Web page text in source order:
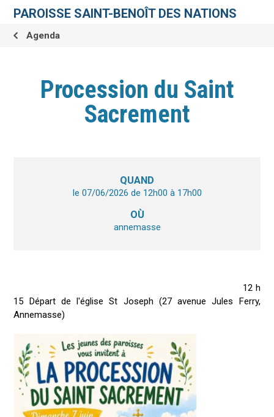
contenu.
personnelsPAROISSE SAINT-BENOÎT DES NATIONS
Agenda
Procession du Saint
Sacrement
QUAND
le 07/06/2026 de 12h00 à 17h00
OÙ
annemasse
12 h
15 Départ de l'église St Joseph (27 avenue Jules Ferry,
Annemasse)